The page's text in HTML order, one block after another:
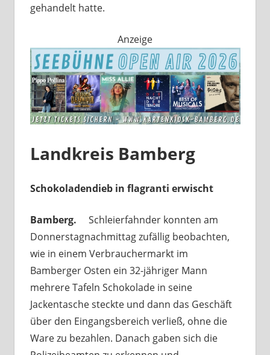
gehandelt hatte.
Anzeige
Landkreis Bamberg
Schokoladendieb in flagranti erwischt
Bamberg. Schleierfahnder konnten am
Donnerstagnachmittag zufällig beobachten,
wie in einem Verbrauchermarkt im
Bamberger Osten ein 32-jähriger Mann
mehrere Tafeln Schokolade in seine
Jackentasche steckte und dann das Geschäft
über den Eingangsbereich verließ, ohne die
Ware zu bezahlen. Danach gaben sich die